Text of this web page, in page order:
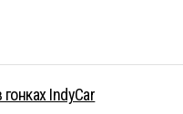
IndyCar